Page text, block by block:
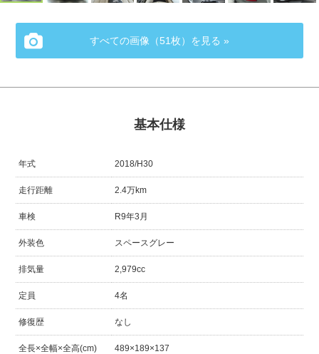
すべての画像（51枚）を見る »
基本仕様
年式 2018/H30
走行距離 2.4万km
車検 R9年3月
外装色 スペースグレー
排気量 2,979cc
定員 4名
修復歴 なし
全長×全幅×全高(cm) 489×189×137